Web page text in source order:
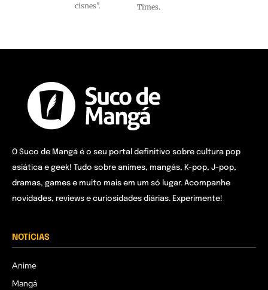
cisnes".
Times.
O Suco de Mangá é o seu portal definitivo sobre cultura pop
asiática e geek! Tudo sobre animes, mangás, K-pop, J-pop,
dramas, games e muito mais em um só lugar. Acompanhe
novidades, reviews e curiosidades diárias. Experimente!
NOTÍCIAS
Anime
Mangá